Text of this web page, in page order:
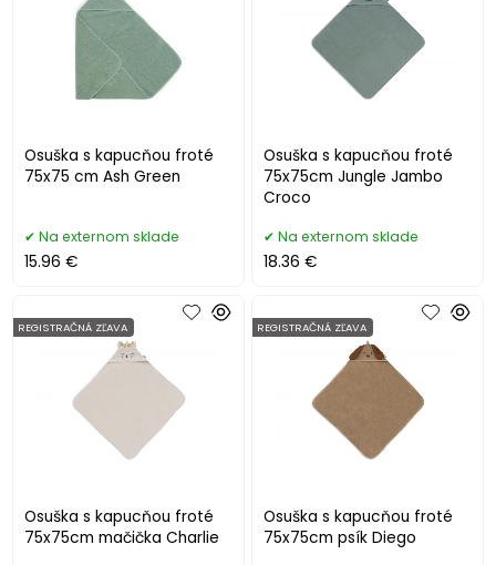
Osuška s kapucňou froté
75x75 cm Ash Green
Na externom sklade
15.96 €
Osuška s kapucňou froté
75x75cm Jungle Jambo
Croco
Na externom sklade
18.36 €
Osuška s kapucňou froté
75x75cm mačička Charlie
REGISTRAČNÁ ZĽAVA
Osuška s kapucňou froté
75x75cm psík Diego
REGISTRAČNÁ ZĽAVA